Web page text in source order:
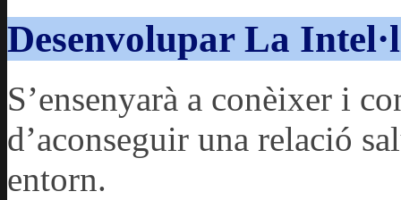
Desenvolupar La
S’ensenyarà a conèixer i
d’aconseguir una relació
entorn.